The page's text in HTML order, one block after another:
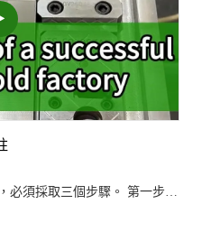
必須採取三個步驟。 第一步是
，第三步是在保證品質的前提